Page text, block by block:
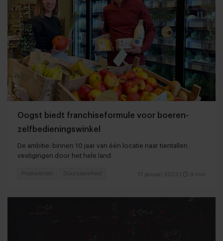
Oogst biedt franchiseformule voor boeren-
zelfbedieningswinkel
De ambitie: binnen 10 jaar van één locatie naar tientallen
vestigingen door het hele land
17 januari 2023 9 min
Producenten Duurzaamheid